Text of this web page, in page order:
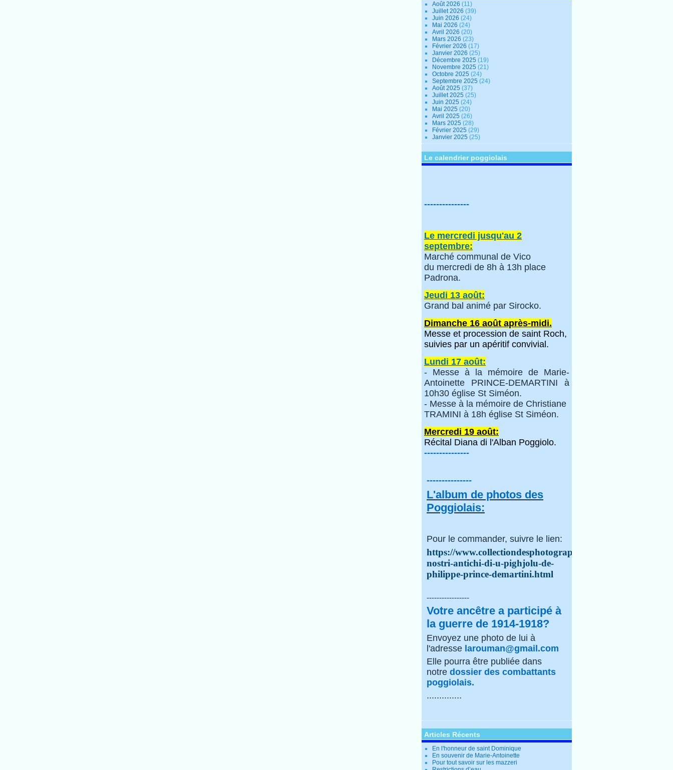
Août 2026 (11)
Juillet 2026 (39)
Juin 2026 (24)
Mai 2026 (24)
Avril 2026 (20)
Mars 2026 (23)
Février 2026 (17)
Janvier 2026 (25)
Décembre 2025 (19)
Novembre 2025 (21)
Octobre 2025 (24)
Septembre 2025 (24)
Août 2025 (37)
Juillet 2025 (25)
Juin 2025 (24)
Mai 2025 (20)
Avril 2025 (26)
Mars 2025 (28)
Février 2025 (29)
Janvier 2025 (25)
Le calendrier poggiolais
---------------
Le mercredi jusqu'au 2
septembre:
Marché communal de Vico
du mercredi de 8h à 13h place
Padrona.
Jeudi 13 août:
Grand bal animé par Sirocko.
Dimanche 16 août après-midi.
Messe et procession de saint Roch,
suivies par un apéritif convivial.
Lundi 17 août:
- Messe à la mémoire de Marie-
Antoinette PRINCE-DEMARTINI à
10h30 église St Siméon.
- Messe à la mémoire de Christiane
TRAMINI à 18h église St Siméon.
Mercredi 19 août:
Récital Diana di l'Alban Poggiolo.
---------------
---------------
L'album de photos des
Poggiolais:
Pour le commander, suivre le lien:
https://www.collectiondesphotographes.com/i-
nostri-antichi-di-u-pighjolu-de-
philippe-prince-demartini.html
-----------------
Votre ancêtre a participé à
la guerre de 1914-1918?
Envoyez une photo de lui à
l'adresse larouman@gmail.com
Elle pourra être publiée dans
notre dossier des combattants
poggiolais.
..............
Articles Récents
En l'honneur de saint Dominique
En souvenir de Marie-Antoinette
Pour tout savoir sur les mazzeri